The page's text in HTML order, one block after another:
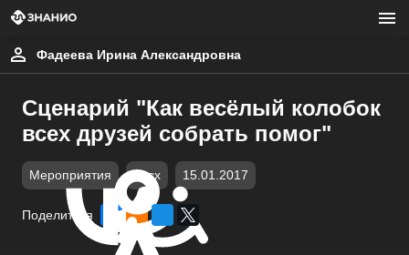
Фадеева Ирина Александровна
Сценарий "Как весёлый колобок
всех друзей собрать помог"
Мероприятия docx 15.01.2017
Поделиться